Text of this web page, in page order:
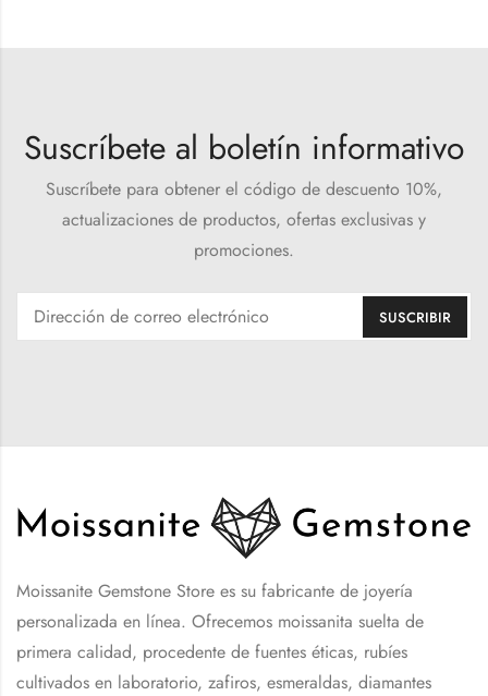
Suscríbete al boletín informativo
Suscríbete para obtener el código de descuento 10%,
actualizaciones de productos, ofertas exclusivas y
promociones.
Moissanite Gemstone Store es su fabricante de joyería
personalizada en línea. Ofrecemos moissanita suelta de
primera calidad, procedente de fuentes éticas, rubíes
cultivados en laboratorio, zafiros, esmeraldas, diamantes